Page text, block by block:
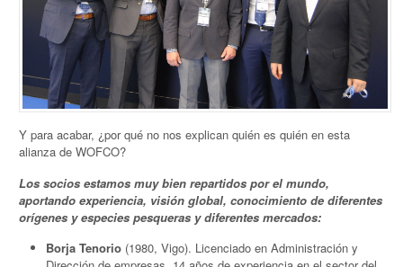
Y para acabar, ¿por qué no nos explican quién es quién en esta
alianza de WOFCO?
Los socios estamos muy bien repartidos por el mundo,
aportando experiencia, visión global, conocimiento de diferentes
orígenes y especies pesqueras y diferentes mercados:
Borja Tenorio (1980, Vigo). Licenciado en Administración y